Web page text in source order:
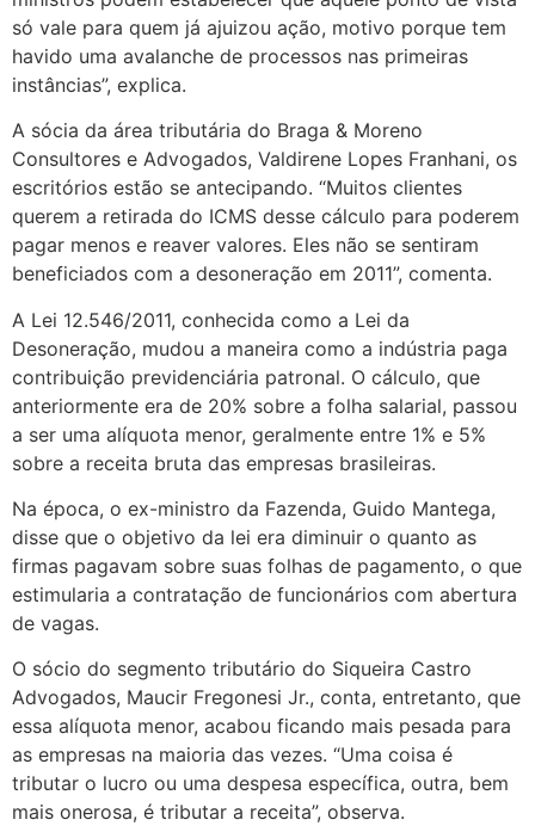
só vale para quem já ajuizou ação, motivo porque tem
havido uma avalanche de processos nas primeiras
instâncias”, explica.
A sócia da área tributária do Braga & Moreno
Consultores e Advogados, Valdirene Lopes Franhani, os
escritórios estão se antecipando. “Muitos clientes
querem a retirada do ICMS desse cálculo para poderem
pagar menos e reaver valores. Eles não se sentiram
beneficiados com a desoneração em 2011”, comenta.
A Lei 12.546/2011, conhecida como a Lei da
Desoneração, mudou a maneira como a indústria paga
contribuição previdenciária patronal. O cálculo, que
anteriormente era de 20% sobre a folha salarial, passou
a ser uma alíquota menor, geralmente entre 1% e 5%
sobre a receita bruta das empresas brasileiras.
Na época, o ex-ministro da Fazenda, Guido Mantega,
disse que o objetivo da lei era diminuir o quanto as
firmas pagavam sobre suas folhas de pagamento, o que
estimularia a contratação de funcionários com abertura
de vagas.
O sócio do segmento tributário do Siqueira Castro
Advogados, Maucir Fregonesi Jr., conta, entretanto, que
essa alíquota menor, acabou ficando mais pesada para
as empresas na maioria das vezes. “Uma coisa é
tributar o lucro ou uma despesa específica, outra, bem
mais onerosa, é tributar a receita”, observa.